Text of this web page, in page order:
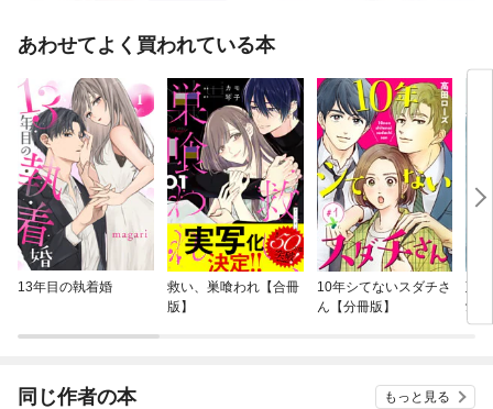
あわせてよく買われている本
13年目の執着婚
救い、巣喰われ【合冊
版】
10年シてないスダチさ
ん【分冊版】
政
愛
て
同じ作者の本 もっと見る